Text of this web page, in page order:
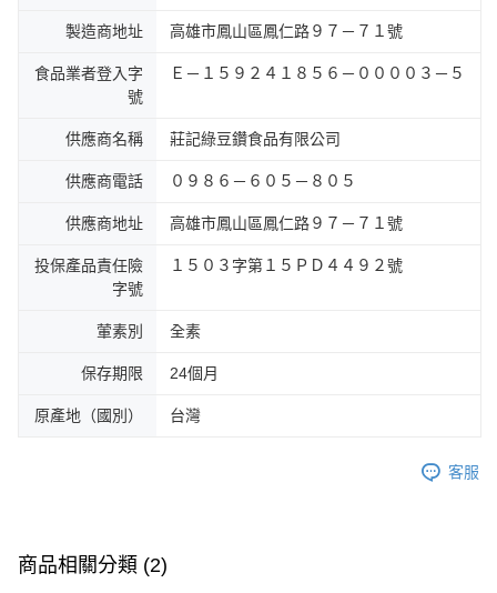
製造商地址 高雄市鳳山區鳳仁路９７－７１號
食品業者登入字
號
Ｅ－１５９２４１８５６－００００３－５
供應商名稱 莊記綠豆鑽食品有限公司
供應商電話 ０９８６－６０５－８０５
供應商地址 高雄市鳳山區鳳仁路９７－７１號
投保產品責任險
字號
１５０３字第１５ＰＤ４４９２號
葷素別 全素
保存期限 24個月
原產地（國別） 台灣
客服
商品相關分類 (2)